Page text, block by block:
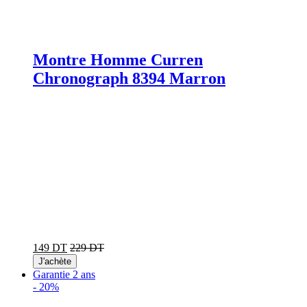
Montre Homme Curren
Chronograph 8394 Marron
149 DT 229 DT
J'achète
Garantie 2 ans
- 20%